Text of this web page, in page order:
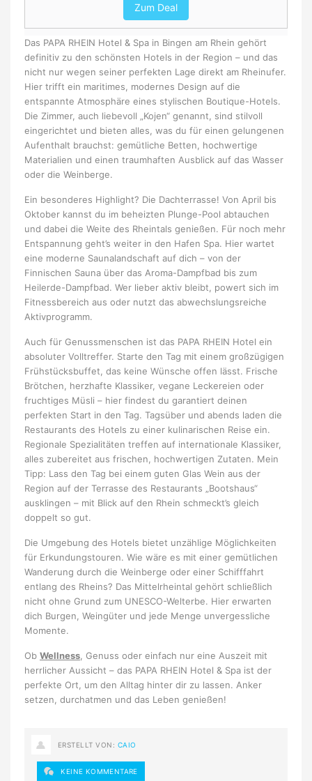
Zum Deal
Das PAPA RHEIN Hotel & Spa in Bingen am Rhein gehört
definitiv zu den schönsten Hotels in der Region – und das
nicht nur wegen seiner perfekten Lage direkt am Rheinufer.
Hier trifft ein maritimes, modernes Design auf die
entspannte Atmosphäre eines stylischen Boutique-Hotels.
Die Zimmer, auch liebevoll „Kojen“ genannt, sind stilvoll
eingerichtet und bieten alles, was du für einen gelungenen
Aufenthalt brauchst: gemütliche Betten, hochwertige
Materialien und einen traumhaften Ausblick auf das Wasser
oder die Weinberge.
Ein besonderes Highlight? Die Dachterrasse! Von April bis
Oktober kannst du im beheizten Plunge-Pool abtauchen
und dabei die Weite des Rheintals genießen. Für noch mehr
Entspannung geht’s weiter in den Hafen Spa. Hier wartet
eine moderne Saunalandschaft auf dich – von der
Finnischen Sauna über das Aroma-Dampfbad bis zum
Heilerde-Dampfbad. Wer lieber aktiv bleibt, powert sich im
Fitnessbereich aus oder nutzt das abwechslungsreiche
Aktivprogramm.
Auch für Genussmenschen ist das PAPA RHEIN Hotel ein
absoluter Volltreffer. Starte den Tag mit einem großzügigen
Frühstücksbuffet, das keine Wünsche offen lässt. Frische
Brötchen, herzhafte Klassiker, vegane Leckereien oder
fruchtiges Müsli – hier findest du garantiert deinen
perfekten Start in den Tag. Tagsüber und abends laden die
Restaurants des Hotels zu einer kulinarischen Reise ein.
Regionale Spezialitäten treffen auf internationale Klassiker,
alles zubereitet aus frischen, hochwertigen Zutaten. Mein
Tipp: Lass den Tag bei einem guten Glas Wein aus der
Region auf der Terrasse des Restaurants „Bootshaus“
ausklingen – mit Blick auf den Rhein schmeckt’s gleich
doppelt so gut.
Die Umgebung des Hotels bietet unzählige Möglichkeiten
für Erkundungstouren. Wie wäre es mit einer gemütlichen
Wanderung durch die Weinberge oder einer Schifffahrt
entlang des Rheins? Das Mittelrheintal gehört schließlich
nicht ohne Grund zum UNESCO-Welterbe. Hier erwarten
dich Burgen, Weingüter und jede Menge unvergessliche
Momente.
Ob Wellness, Genuss oder einfach nur eine Auszeit mit
herrlicher Aussicht – das PAPA RHEIN Hotel & Spa ist der
perfekte Ort, um den Alltag hinter dir zu lassen. Anker
setzen, durchatmen und das Leben genießen!
ERSTELLT VON: CAIO
KEINE KOMMENTARE